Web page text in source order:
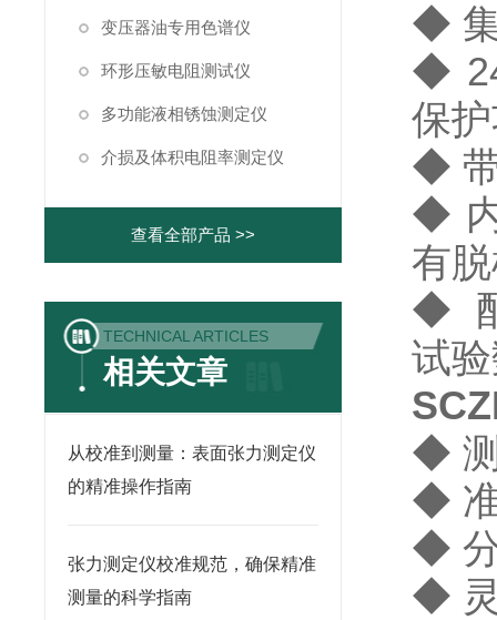
变压器油专用色谱仪
环形压敏电阻测试仪
多功能液相锈蚀测定仪
介损及体积电阻率测定仪
查看全部产品 >>
TECHNICAL ARTICLES
相关文章
从校准到测量：表面张力测定仪
的精准操作指南
张力测定仪校准规范，确保精准
测量的科学指南
◆
◆
保
◆
◆
有
◆
试
◆
◆
◆
◆